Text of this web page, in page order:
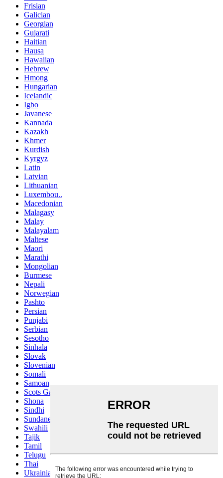
Frisian
Galician
Georgian
Gujarati
Haitian
Hausa
Hawaiian
Hebrew
Hmong
Hungarian
Icelandic
Igbo
Javanese
Kannada
Kazakh
Khmer
Kurdish
Kyrgyz
Latin
Latvian
Lithuanian
Luxembou..
Macedonian
Malagasy
Malay
Malayalam
Maltese
Maori
Marathi
Mongolian
Burmese
Nepali
Norwegian
Pashto
Persian
Punjabi
Serbian
Sesotho
Sinhala
Slovak
Slovenian
Somali
Samoan
Scots Gaelic
Shona
Sindhi
Sundanese
Swahili
Tajik
Tamil
Telugu
Thai
Ukrainian